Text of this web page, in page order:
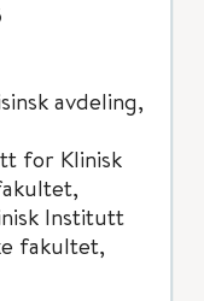
avdeling,
for Klinisk
Institutt
fakultet,